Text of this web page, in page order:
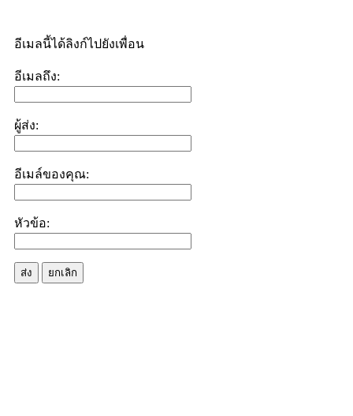
อีเมลนี้ได้ลิงก์ไปยังเพื่อน
อีเมลถึง:
ผู้ส่ง:
อีเมล์ของคุณ:
หัวข้อ:
ส่ง ยกเลิก